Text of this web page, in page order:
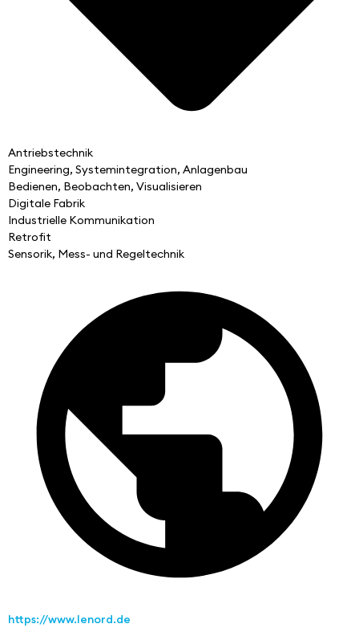
Antriebstechnik
Engineering, Systemintegration, Anlagenbau
Bedienen, Beobachten, Visualisieren
Digitale Fabrik
Industrielle Kommunikation
Retrofit
Sensorik, Mess- und Regeltechnik
https://www.lenord.de